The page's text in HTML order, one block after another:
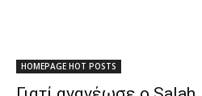
HOMEPAGE HOT POSTS